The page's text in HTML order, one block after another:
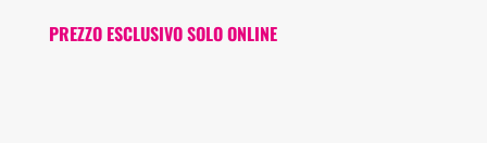
PREZZO ESCLUSIVO SOLO ONLINE